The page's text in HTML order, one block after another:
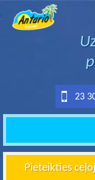
23
Pieteikties